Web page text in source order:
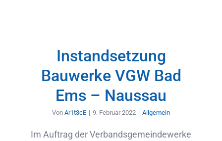
Instandsetzung
Bauwerke VGW Bad
Ems – Naussau
Von Ar1t3cE | 9. Februar 2022 | Allgemein
Im Auftrag der Verbandsgemeindewerke